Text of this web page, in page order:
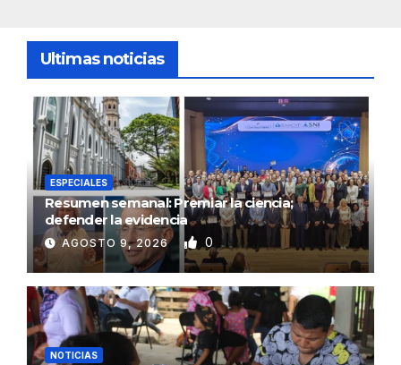
Ultimas noticias
ESPECIALES
Resumen semanal: Premiar la ciencia;
defender la evidencia
AGOSTO 9, 2026 0
NOTICIAS